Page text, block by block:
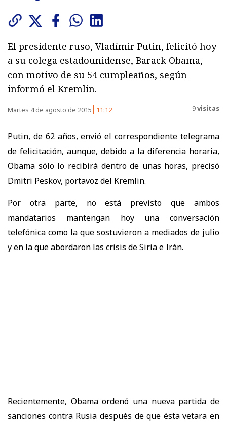
El presidente ruso, Vladímir Putin, felicitó hoy
a su colega estadounidense, Barack Obama,
con motivo de su 54 cumpleaños, según
informó el Kremlin.
Martes 4 de agosto de 2015 11:12 9visitas
Putin, de 62 años, envió el correspondiente telegrama
de felicitación, aunque, debido a la diferencia horaria,
Obama sólo lo recibirá dentro de unas horas, precisó
Dmitri Peskov, portavoz del Kremlin.
Por otra parte, no está previsto que ambos
mandatarios mantengan hoy una conversación
telefónica como la que sostuvieron a mediados de julio
y en la que abordaron las crisis de Siria e Irán.
Recientemente, Obama ordenó una nueva partida de
sanciones contra Rusia después de que ésta vetara en